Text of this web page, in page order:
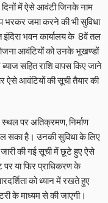
दिनों में ऐसे आवंटी जिनके नाम
भरकर जमा करने की भी सुविधा
भवन कार्यालय के 8वें तल
आवंटियों को उनके भूखण्डों
सहित राशि वापस किए जाने
ऐसे आवंटियों की सूची तैयार की
स्थल पर अतिक्रमण, निर्माण
सका है। उनकी सुविधा के लिए
की गई सूची में छूटे हुए ऐसे
या फिर प्राधिकरण के
को ध्यान में रखते हुए
के माध्यम से की जाएगी।